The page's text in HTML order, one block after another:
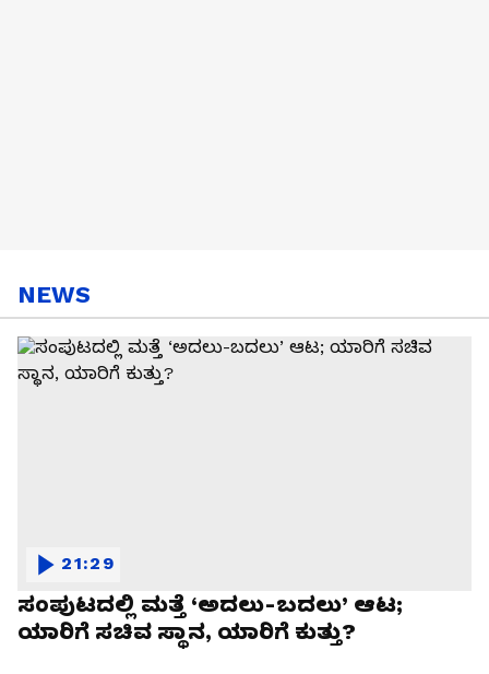
NEWS
ಸಂಪುಟದಲ್ಲಿ ಮತ್ತೆ ‘ಅದಲು-ಬದಲು’ ಆಟ;
ಯಾರಿಗೆ ಸಚಿವ ಸ್ಥಾನ, ಯಾರಿಗೆ ಕುತ್ತು?
21:29